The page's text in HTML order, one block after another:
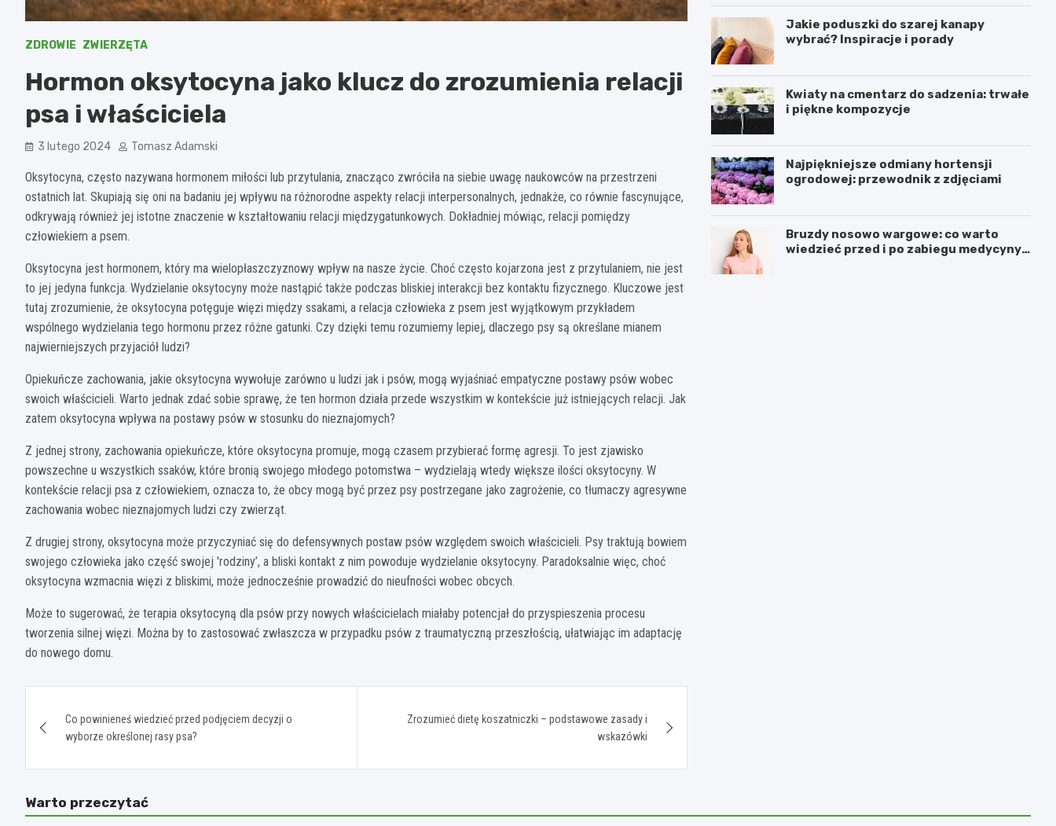
ZDROWIE ZWIERZĘTA
Hormon oksytocyna jako klucz do zrozumienia relacji
psa i właściciela
3 lutego 2024 Tomasz Adamski
Oksytocyna, często nazywana hormonem miłości lub przytulania, znacząco zwróciła na siebie uwagę naukowców na przestrzeni
ostatnich lat. Skupiają się oni na badaniu jej wpływu na różnorodne aspekty relacji interpersonalnych, jednakże, co równie fascynujące,
odkrywają również jej istotne znaczenie w kształtowaniu relacji międzygatunkowych. Dokładniej mówiąc, relacji pomiędzy
człowiekiem a psem.
Oksytocyna jest hormonem, który ma wielopłaszczyznowy wpływ na nasze życie. Choć często kojarzona jest z przytulaniem, nie jest
to jej jedyna funkcja. Wydzielanie oksytocyny może nastąpić także podczas bliskiej interakcji bez kontaktu fizycznego. Kluczowe jest
tutaj zrozumienie, że oksytocyna potęguje więzi między ssakami, a relacja człowieka z psem jest wyjątkowym przykładem
wspólnego wydzielania tego hormonu przez różne gatunki. Czy dzięki temu rozumiemy lepiej, dlaczego psy są określane mianem
najwierniejszych przyjaciół ludzi?
Opiekuńcze zachowania, jakie oksytocyna wywołuje zarówno u ludzi jak i psów, mogą wyjaśniać empatyczne postawy psów wobec
swoich właścicieli. Warto jednak zdać sobie sprawę, że ten hormon działa przede wszystkim w kontekście już istniejących relacji. Jak
zatem oksytocyna wpływa na postawy psów w stosunku do nieznajomych?
Z jednej strony, zachowania opiekuńcze, które oksytocyna promuje, mogą czasem przybierać formę agresji. To jest zjawisko
powszechne u wszystkich ssaków, które bronią swojego młodego potomstwa – wydzielają wtedy większe ilości oksytocyny. W
kontekście relacji psa z człowiekiem, oznacza to, że obcy mogą być przez psy postrzegane jako zagrożenie, co tłumaczy agresywne
zachowania wobec nieznajomych ludzi czy zwierząt.
Z drugiej strony, oksytocyna może przyczyniać się do defensywnych postaw psów względem swoich właścicieli. Psy traktują bowiem
swojego człowieka jako część swojej 'rodziny’, a bliski kontakt z nim powoduje wydzielanie oksytocyny. Paradoksalnie więc, choć
oksytocyna wzmacnia więzi z bliskimi, może jednocześnie prowadzić do nieufności wobec obcych.
Może to sugerować, że terapia oksytocyną dla psów przy nowych właścicielach miałaby potencjał do przyspieszenia procesu
tworzenia silnej więzi. Można by to zastosować zwłaszcza w przypadku psów z traumatyczną przeszłością, ułatwiając im adaptację
do nowego domu.
wpisu
Co powinieneś wiedzieć przed podjęciem decyzji o
wyborze określonej rasy psa?
Zrozumieć dietę koszatniczki – podstawowe zasady i
wskazówki
Jakie poduszki do szarej kanapy
wybrać? Inspiracje i porady
Kwiaty na cmentarz do sadzenia: trwałe
i piękne kompozycje
Najpiękniejsze odmiany hortensji
ogrodowej: przewodnik z zdjęciami
Bruzdy nosowo wargowe: co warto
wiedzieć przed i po zabiegu medycyny
Warto przeczytać